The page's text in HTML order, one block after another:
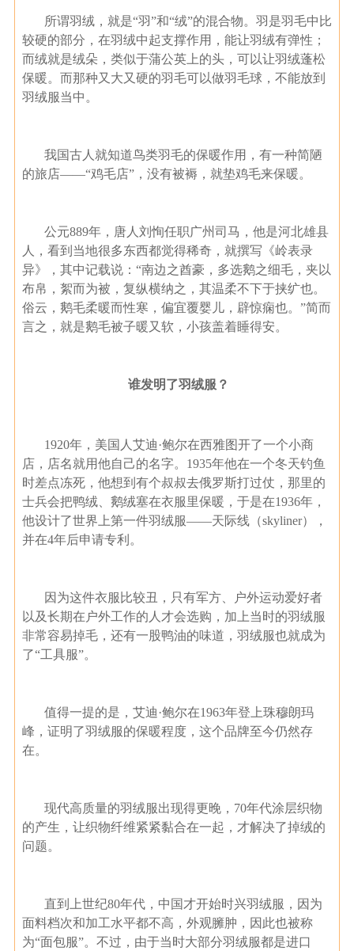
所谓羽绒，就是“羽”和“绒”的混合物。羽是羽毛中比
较硬的部分，在羽绒中起支撑作用，能让羽绒有弹性；
而绒就是绒朵，类似于蒲公英上的头，可以让羽绒蓬松
保暖。而那种又大又硬的羽毛可以做羽毛球，不能放到
羽绒服当中。
我国古人就知道鸟类羽毛的保暖作用，有一种简陋
的旅店——“鸡毛店”，没有被褥，就垫鸡毛来保暖。
公元889年，唐人刘恂任职广州司马，他是河北雄县
人，看到当地很多东西都觉得稀奇，就撰写《岭表录
异》，其中记载说：“南边之酋豪，多选鹅之细毛，夹以
布帛，絮而为被，复纵横纳之，其温柔不下于挟纩也。
俗云，鹅毛柔暖而性寒，偏宜覆婴儿，辟惊痫也。”简而
言之，就是鹅毛被子暖又软，小孩盖着睡得安。
谁发明了羽绒服？
1920年，美国人艾迪·鲍尔在西雅图开了一个小商
店，店名就用他自己的名字。1935年他在一个冬天钓鱼
时差点冻死，他想到有个叔叔去俄罗斯打过仗，那里的
士兵会把鸭绒、鹅绒塞在衣服里保暖，于是在1936年，
他设计了世界上第一件羽绒服——天际线（skyliner），
并在4年后申请专利。
因为这件衣服比较丑，只有军方、户外运动爱好者
以及长期在户外工作的人才会选购，加上当时的羽绒服
非常容易掉毛，还有一股鸭油的味道，羽绒服也就成为
了“工具服”。
值得一提的是，艾迪·鲍尔在1963年登上珠穆朗玛
峰，证明了羽绒服的保暖程度，这个品牌至今仍然存
在。
现代高质量的羽绒服出现得更晚，70年代涂层织物
的产生，让织物纤维紧紧黏合在一起，才解决了掉绒的
问题。
直到上世纪80年代，中国才开始时兴羽绒服，因为
面料档次和加工水平都不高，外观臃肿，因此也被称
为“面包服”。不过，由于当时大部分羽绒服都是进口